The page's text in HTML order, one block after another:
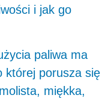
i jak go
paliwa ma
której porusza się
miękka,